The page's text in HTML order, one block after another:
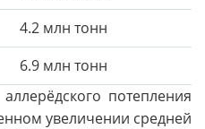
4.2 млн тонн
6.9 млн тонн
потепления
увеличении средней